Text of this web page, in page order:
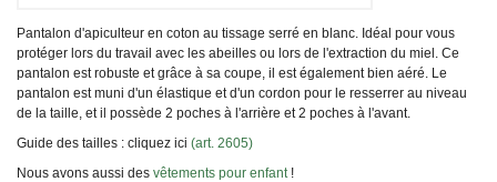
Pantalon d'apiculteur en coton au tissage serré en blanc. Idéal pour vous
protéger lors du travail avec les abeilles ou lors de l'extraction du miel. Ce
pantalon est robuste et grâce à sa coupe, il est également bien aéré. Le
pantalon est muni d'un élastique et d'un cordon pour le resserrer au niveau
de la taille, et il possède 2 poches à l'arrière et 2 poches à l'avant.
Guide des tailles : cliquez ici (art. 2605)
Nous avons aussi des vêtements pour enfant !